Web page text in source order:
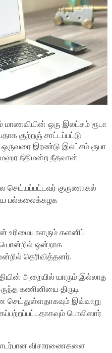
ஒரு இலட்சம் ரூபா
குற்றஞ் சாட்டப்பட்டு
இரண்டு இலட்சம் ரூபா
மஹர நீதிமன்ற நீதவான்
செய்யப்பட்டவர் குருணாகல்
பல்கலைக்கழக
உரிமையாளரும் களனிப்
ஒன்றாக
தெரிவித்தனர்.
அறையில் யாரும் இல்லாத
கணினியை திருடி
செய்துள்ளதாகவும் இவ்வாறு
பொலிஸார்
விசாரணைகளை